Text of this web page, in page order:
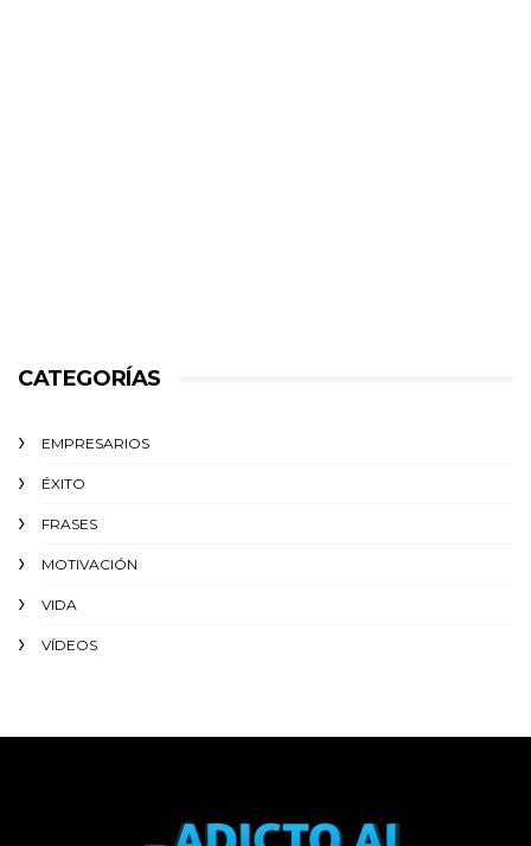
CATEGORÍAS
EMPRESARIOS
ÉXITO‬
FRASES
MOTIVACIÓN
VIDA
VÍDEOS